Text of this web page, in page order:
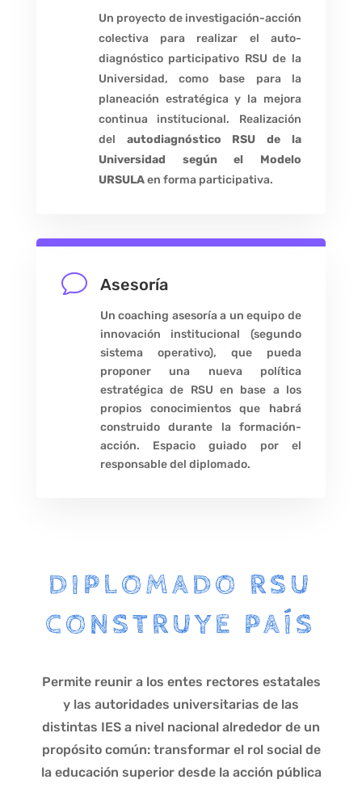
Un proyecto de investigación-acción
colectiva para realizar el auto-
diagnóstico participativo RSU de la
Universidad, como base para la
planeación estratégica y la mejora
continua institucional. Realización
del autodiagnóstico RSU de la
Universidad según el Modelo
URSULAen forma participativa.
v Asesoría
Un coaching asesoría a un equipo de
innovación institucional (segundo
sistema operativo), que pueda
proponer una nueva política
estratégica de RSU en base a los
propios conocimientos que habrá
construido durante la formación-
acción. Espacio guiado por el
responsable del diplomado.
DIPLOMADO RSU
CONSTRUYE PAÍS
Permite reunir a los entes rectores estatales
y las autoridades universitarias de las
distintas IES a nivel nacional alrededor de un
propósito común: transformar el rol social de
la educación superior desde la acción pública